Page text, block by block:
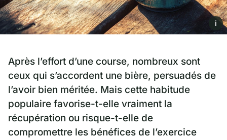
i
Après l’effort d’une course, nombreux sont
ceux qui s’accordent une bière, persuadés de
l’avoir bien méritée. Mais cette habitude
populaire favorise-t-elle vraiment la
récupération ou risque-t-elle de
compromettre les bénéfices de l’exercice